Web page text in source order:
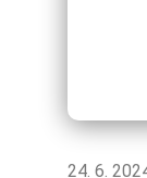
24. 6.